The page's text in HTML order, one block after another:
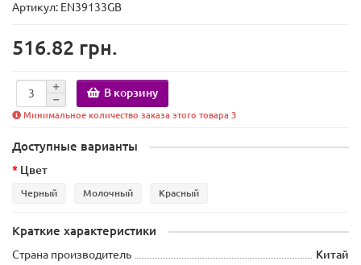
Артикул: EN39133GB
516.82 грн.
В корзину
Минимальное количество заказа этого товара 3
Доступные варианты
Цвет
Черный Молочный Красный
Краткие характеристики
Страна производитель
Китай